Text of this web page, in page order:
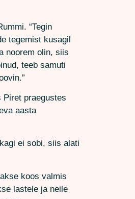
“Tegin
tegemist kusagil
noorem olin, siis
teeb samuti
praegustes
aasta
ei sobi, siis alati
koos valmis
lastele ja neile